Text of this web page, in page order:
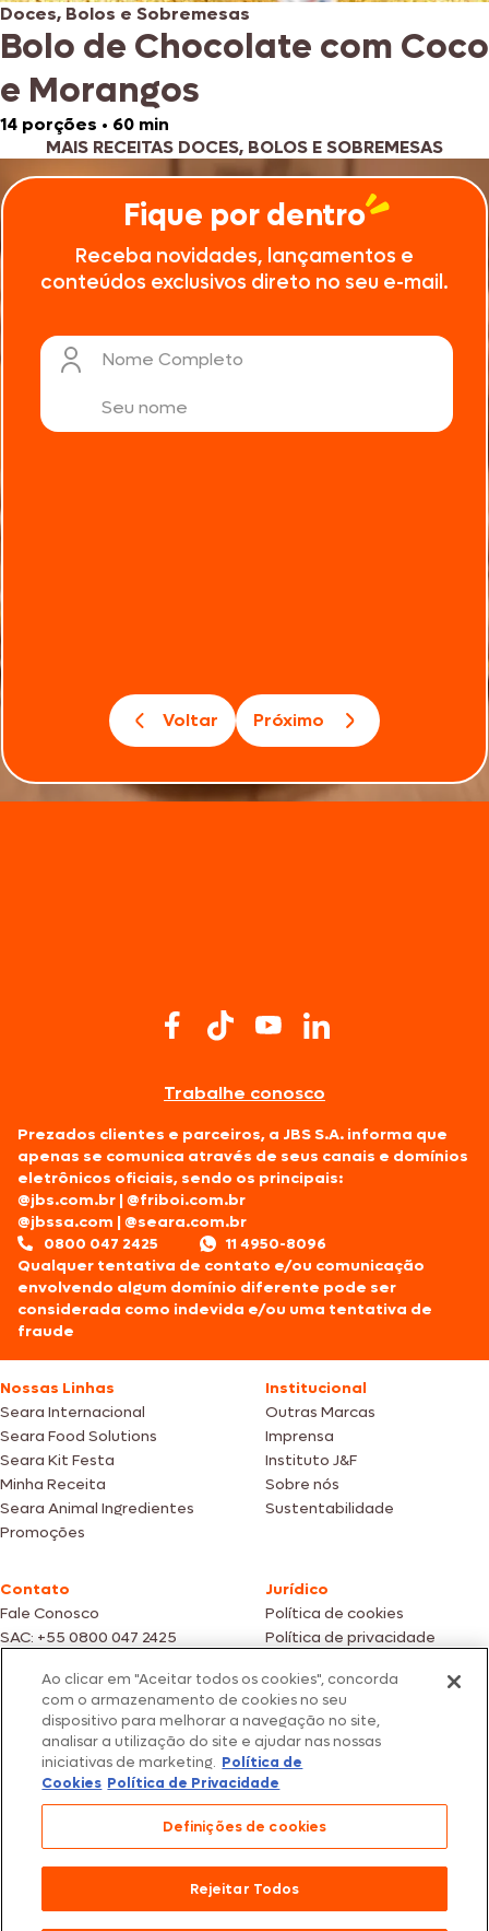
Doces, Bolos e Sobremesas
Bolo de Chocolate com Coco
e Morangos
14 porções • 60 min
MAIS RECEITAS DOCES, BOLOS E SOBREMESAS
Fique por dentro
Receba novidades, lançamentos e
conteúdos exclusivos direto no seu e-mail.
Nome Completo
Voltar Próximo
Trabalhe conosco
Prezados clientes e parceiros, a JBS S.A. informa que
apenas se comunica através de seus canais e domínios
eletrônicos oficiais, sendo os principais:
@jbs.com.br |@friboi.com.br
@jbssa.com |@seara.com.br
0800 047 2425
11 4950-8096
Qualquer tentativa de contato e/ou comunicação
envolvendo algum domínio diferente pode ser
considerada como indevida e/ou uma tentativa de
fraude
Nossas Linhas
Seara Internacional
Seara Food Solutions
Seara Kit Festa
Minha Receita
Seara Animal Ingredientes
Promoções
Institucional
Outras Marcas
Imprensa
Instituto J&F
Sobre nós
Sustentabilidade
Contato
Fale Conosco
SAC: +55 0800 047 2425
Jurídico
Política de cookies
Política de privacidade
Fotos meramente ilustrativas | Ofertas válidas enquanto durarem os
estoques dos nossos parceiros | Vendas sujeitas a análise e confirmação
de dados.
Os preços, promoções e condições de pagamento são válidos
exclusivamente para compras efetuadas em nossos parceiros.
Todos os produtos estão sujeitos a disponibilidade de estoque.
São Paulo/SP – CEP 05.118-100
© 2026 Seara. Todos os direitos reservados
Ao clicar em "Aceitar todos os cookies", concorda
com o armazenamento de cookies no seu
dispositivo para melhorar a navegação no site,
analisar a utilização do site e ajudar nas nossas
iniciativas de marketing. Política de
Cookies Política de Privacidade
Definições de cookies
Rejeitar Todos